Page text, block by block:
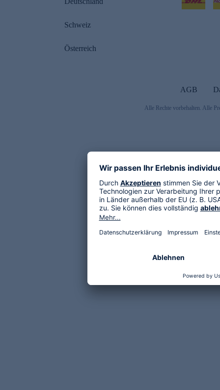
Schweiz
Österreich
AGB
Alle Rechte vorbehalten. Alle